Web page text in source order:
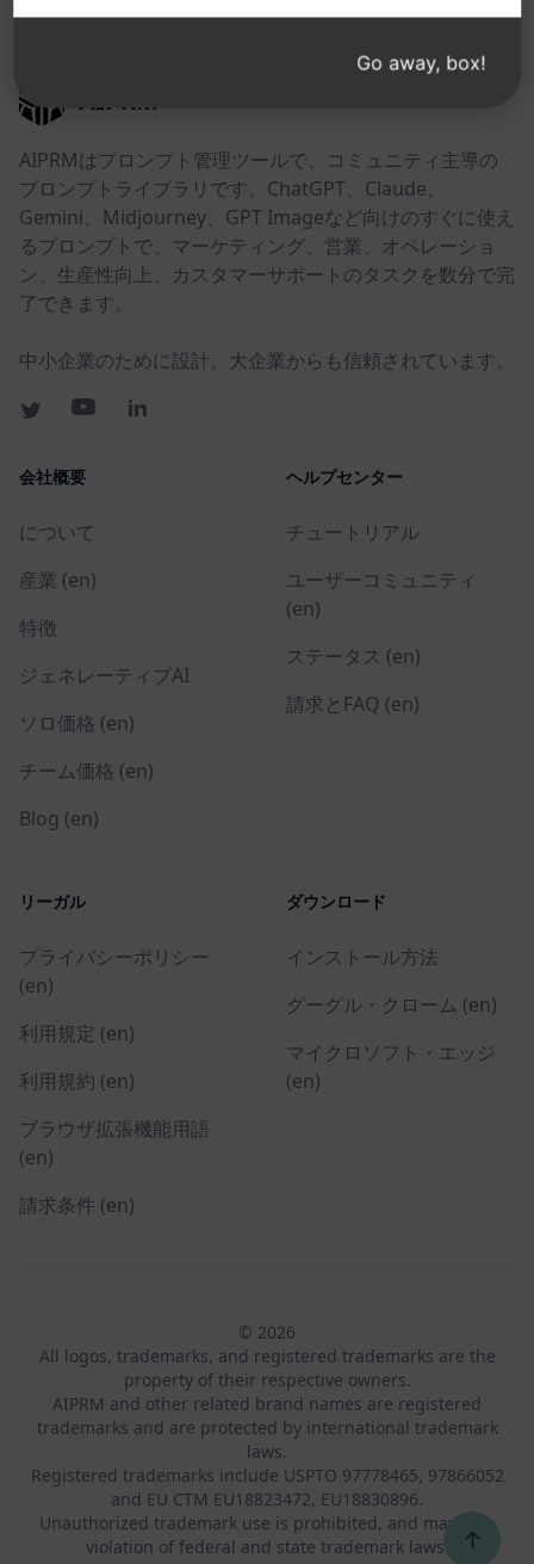
以下のリンクが役に立つかもしれない。
AIPRM
AIPRMはプロンプト管理ツールで、コミュニティ主導の
プロンプトライブラリです。ChatGPT、Claude、
Gemini、Midjourney、GPT Imageなど向けのすぐに使え
るプロンプトで、マーケティング、営業、オペレーショ
ン、生産性向上、カスタマーサポートのタスクを数分で完
了できます。
中小企業のために設計。大企業からも信頼されています。
会社概要
について
産業 (en)
特徴
ジェネレーティブAI
ソロ価格 (en)
チーム価格 (en)
Blog (en)
ヘルプセンター
チュートリアル
ユーザーコミュニティ
(en)
ステータス (en)
請求とFAQ (en)
リーガル
プライバシーポリシー
(en)
利用規定 (en)
利用規約 (en)
ブラウザ拡張機能用語
(en)
請求条件 (en)
ダウンロード
インストール方法
グーグル・クローム (en)
マイクロソフト・エッジ
(en)
© 2026
All logos, trademarks, and registered trademarks are the
property of their respective owners.
AIPRM and other related brand names are registered
trademarks and are protected by international trademark
laws.
Registered trademarks include USPTO 97778465, 97866052
and EU CTM EU18823472, EU18830896.
Unauthorized trademark use is prohibited, and may be a
violation of federal and state trademark laws.
↑
Go away, box!